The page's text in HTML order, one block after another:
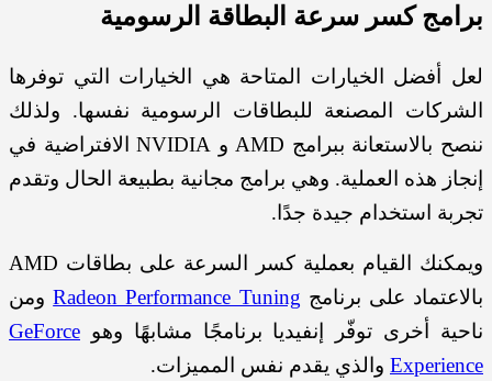
برامج كسر سرعة البطاقة الرسومية
لعل أفضل الخيارات المتاحة هي الخيارات التي توفرها
الشركات المصنعة للبطاقات الرسومية نفسها. ولذلك
ننصح بالاستعانة ببرامج AMD و NVIDIA الافتراضية في
إنجاز هذه العملية. وهي برامج مجانية بطبيعة الحال وتقدم
تجربة استخدام جيدة جدًا.
ويمكنك القيام بعملية كسر السرعة على بطاقات AMD
بالاعتماد على برنامج Radeon Performance Tuningومن
ناحية أخرى توفّر إنفيديا برنامجًا مشابهًا وهو GeForce
Experience والذي يقدم نفس المميزات.